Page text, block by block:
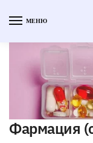
МЕНЮ
Фармация